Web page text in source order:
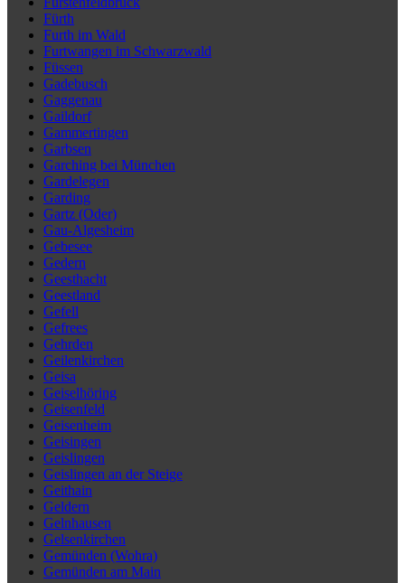
Fürth
Furth im Wald
Furtwangen im Schwarzwald
Füssen
Gadebusch
Gaggenau
Gaildorf
Gammertingen
Garbsen
Garching bei München
Gardelegen
Garding
Gartz (Oder)
Gau-Algesheim
Gebesee
Gedern
Geesthacht
Geestland
Gefell
Gefrees
Gehrden
Geilenkirchen
Geisa
Geiselhöring
Geisenfeld
Geisenheim
Geisingen
Geislingen
Geislingen an der Steige
Geithain
Geldern
Gelnhausen
Gelsenkirchen
Gemünden (Wohra)
Gemünden am Main